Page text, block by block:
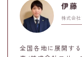
伊
株式会
全国各地に展開す